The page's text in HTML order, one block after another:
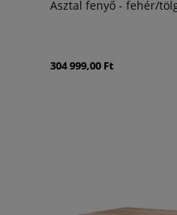
Asztal fenyő - fehér/
304 999,00 Ft